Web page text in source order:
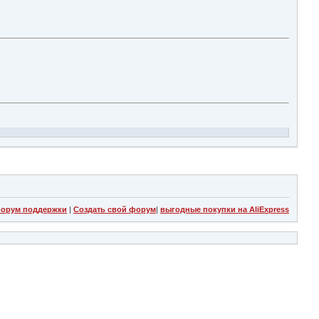
поддержки | Создать свой форум| выгодные покупки на AliExpress